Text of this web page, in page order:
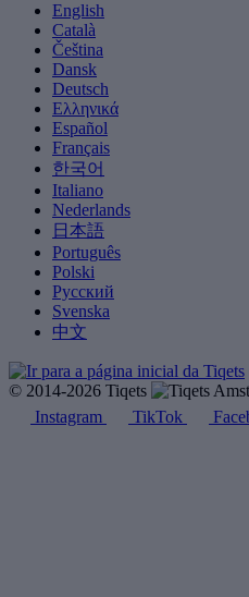
English
Català
Čeština
Dansk
Deutsch
Ελληνικά
Español
Français
한국어
Italiano
Nederlands
日本語
Português
Polski
Русский
Svenska
中文
© 2014-2026 Tiqets
Instagram
TikTok